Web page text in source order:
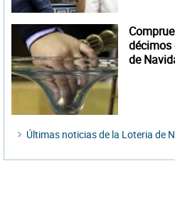
décimos
de
Últimas noticias de la Loteria de